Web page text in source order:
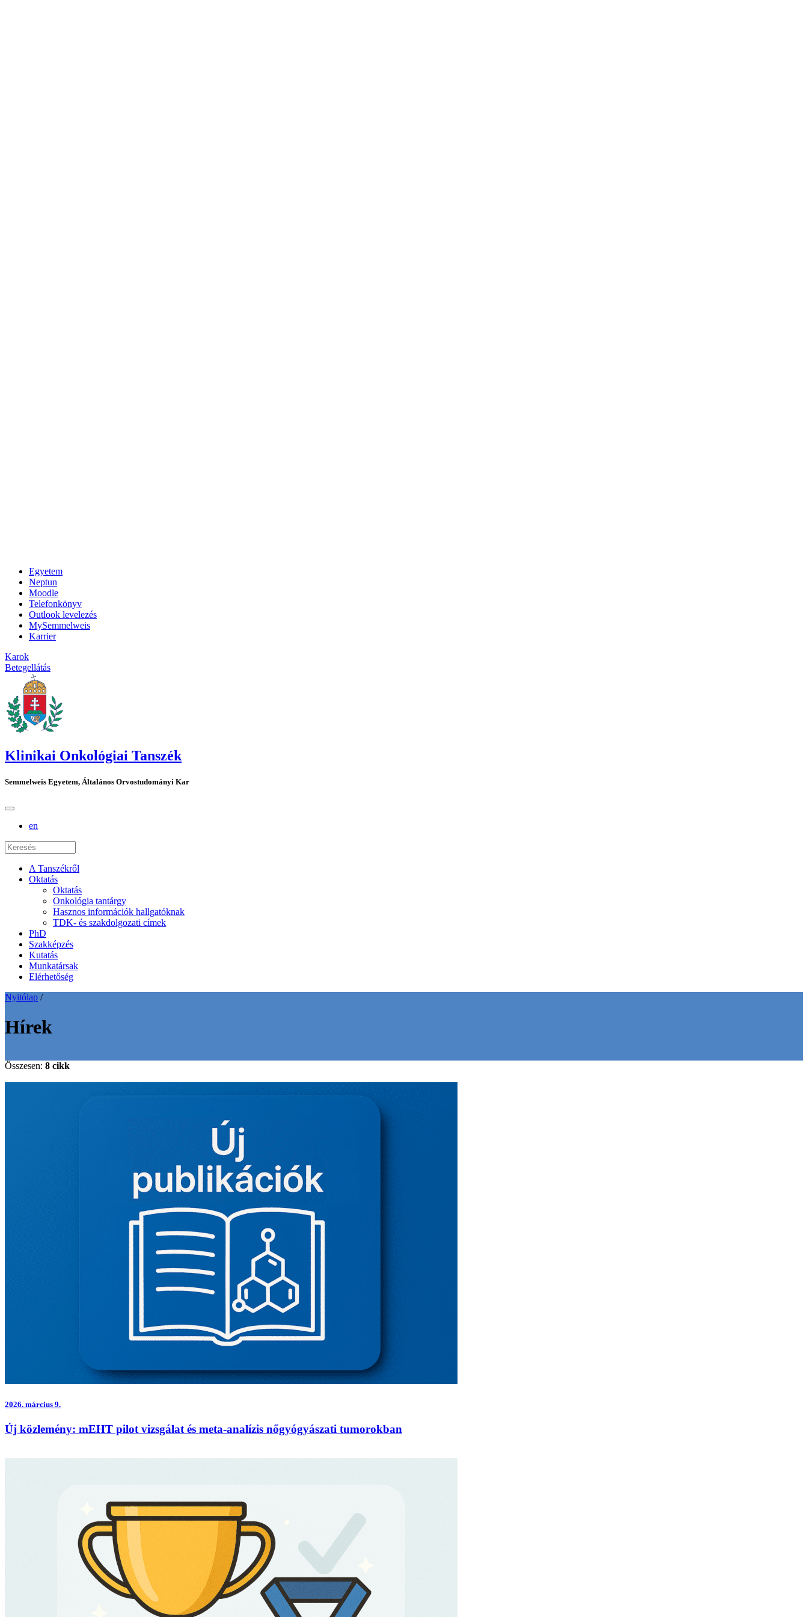
Egyetem
Neptun
Moodle
Telefonkönyv
Outlook levelezés
MySemmelweis
Karrier
Karok
Betegellátás
Klinikai Onkológiai Tanszék
Semmelweis Egyetem, Általános Orvostudományi Kar
en
A Tanszékről
Oktatás
Oktatás
Onkológia tantárgy
Hasznos információk hallgatóknak
TDK- és szakdolgozati címek
PhD
Szakképzés
Kutatás
Munkatársak
Elérhetőség
Nyitólap /
Hírek
Összesen: 8 cikk
2026. március 9.
Új közlemény: mEHT pilot vizsgálat és meta-analízis nőgyógyászati tumorokban